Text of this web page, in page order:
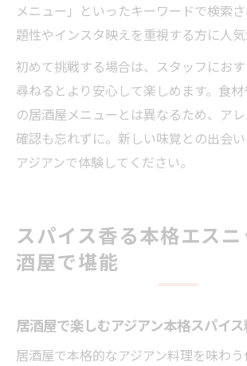
メニュー」といったキーワードで検索
題性やインスタ映えを重視する方に人気
初めて挑戦する場合は、スタッフにお
尋ねるとより安心して楽しめます。食
の居酒屋メニューとは異なるため、ア
確認も忘れずに。新しい味覚との出会
アジアンで体験してください。
スパイス香る本格エス
酒屋で堪能
居酒屋で楽しむアジアン本格スパイ
居酒屋で本格的なアジアン料理を味わ